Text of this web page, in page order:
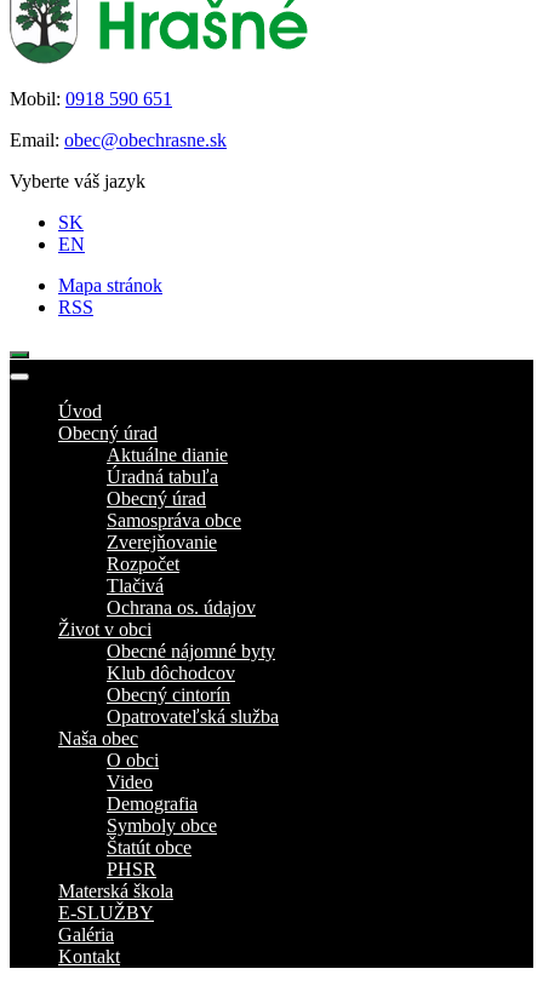
Mobil: 0918 590 651
Email: obec@obechrasne.sk
Vyberte váš jazyk
SK
EN
Mapa stránok
RSS
Úvod
Obecný úrad
Aktuálne dianie
Úradná tabuľa
Obecný úrad
Samospráva obce
Zverejňovanie
Rozpočet
Tlačivá
Ochrana os. údajov
Život v obci
Obecné nájomné byty
Klub dôchodcov
Obecný cintorín
Opatrovateľská služba
Naša obec
O obci
Video
Demografia
Symboly obce
Štatút obce
PHSR
Materská škola
E-SLUŽBY
Galéria
Kontakt